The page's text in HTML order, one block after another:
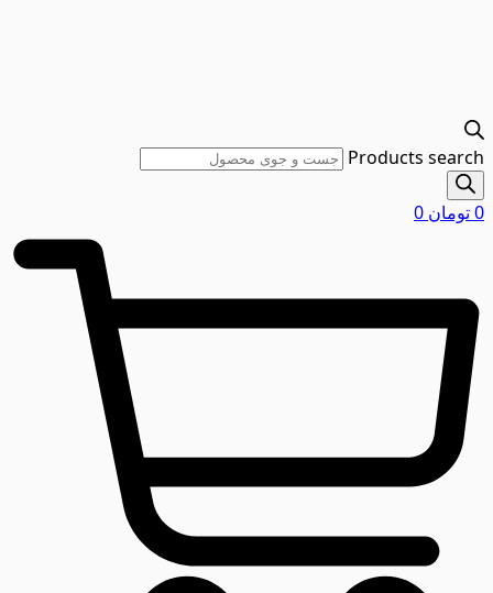
Products search
0تومان 0